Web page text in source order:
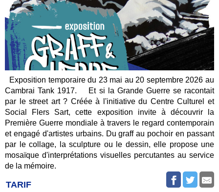
Exposition temporaire du 23 mai au 20 septembre 2026 au
Cambrai Tank 1917. Et si la Grande Guerre se racontait
par le street art ? Créée à l'initiative du Centre Culturel et
Social Flers Sart, cette exposition invite à découvrir la
Première Guerre mondiale à travers le regard contemporain
et engagé d'artistes urbains. Du graff au pochoir en passant
par le collage, la sculpture ou le dessin, elle propose une
mosaïque d'interprétations visuelles percutantes au service
de la mémoire.
TARIF